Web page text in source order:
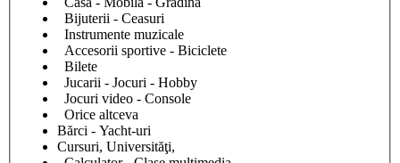
Bijuterii - Ceasuri
Instrumente muzicale
Accesorii sportive - Biciclete
Bilete
Jucarii - Jocuri - Hobby
Jocuri video - Console
Orice altceva
Bărci - Yacht-uri
Cursuri, Universităţi,